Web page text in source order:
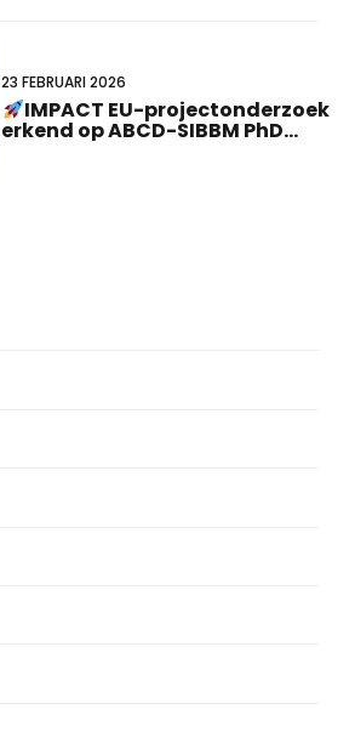
23 FEBRUARI 2026
IMPACT EU-projectonderzoek
erkend op ABCD-SIBBM PhD